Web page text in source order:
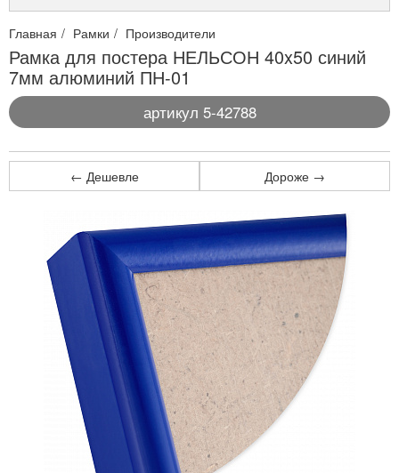
Главная Рамки Производители
Рамка для постера НЕЛЬСОН 40x50 синий
7мм алюминий ПН-01
артикул 5-42788
← Дешевле Дороже →